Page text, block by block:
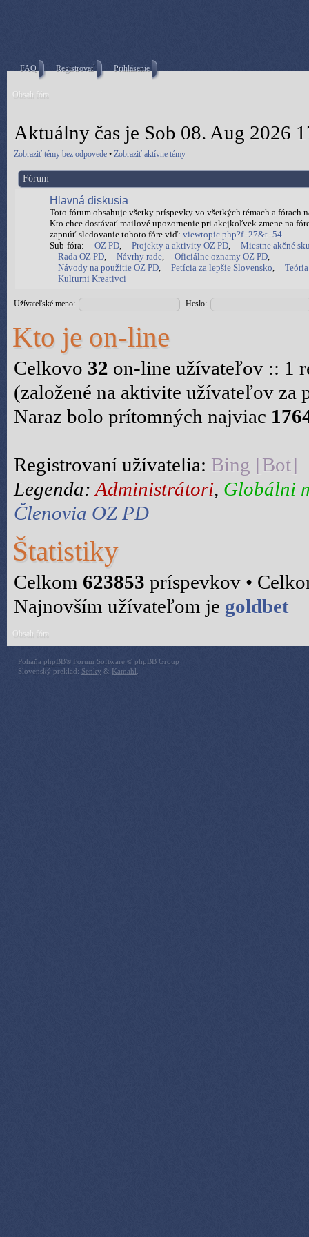
FAQ Registrovať Prihlásenie
Obsah fóra
Aktuálny čas je Sob 08. Aug 2026
Zobraziť témy bez odpovede • Zobraziť aktívne témy
Fórum
Hlavná diskusia
Toto fórum obsahuje všetky príspevky vo všetkých témach a fórach
Kto chce dostávať mailové upozornenie pri akejkoľvek zmene na
zapnúť sledovanie tohoto fóre viď: viewtopic.php?f=27&t=54
Sub-fóra:
OZ PD, Projekty a aktivity OZ PD,
Miestne akčné
Rada OZ PD, Návrhy rade, Oficiálne oznamy OZ PD,
Návody na použitie OZ PD, Petícia za lepšie Slovensko,
Kulturni Kreativci
Užívateľské meno: Heslo:
Kto je on-line
Celkovo 32 on-line užívateľov :: 1
(založené na aktivite užívateľov za
Naraz bolo prítomných najviac
Registrovaní užívatelia: Bing [Bot]
Legenda: Administrátori, Globálni
Členovia OZ PD
Štatistiky
Celkom 623853 príspevkov •
Najnovším užívateľom je goldbet
Obsah fóra
Poháňa phpBB® Forum Software © phpBB Group
Slovenský preklad: Senky & Kamahl